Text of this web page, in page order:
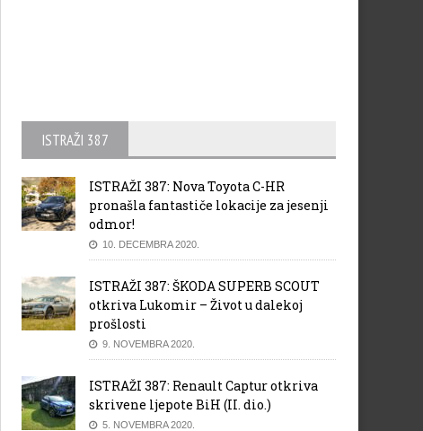
ISTRAŽI 387
ISTRAŽI 387: Nova Toyota C-HR
pronašla fantastiče lokacije za jesenji
odmor!
10. DECEMBRA 2020.
ISTRAŽI 387: ŠKODA SUPERB SCOUT
otkriva Lukomir – Život u dalekoj
prošlosti
9. NOVEMBRA 2020.
ISTRAŽI 387: Renault Captur otkriva
skrivene ljepote BiH (II. dio.)
5. NOVEMBRA 2020.